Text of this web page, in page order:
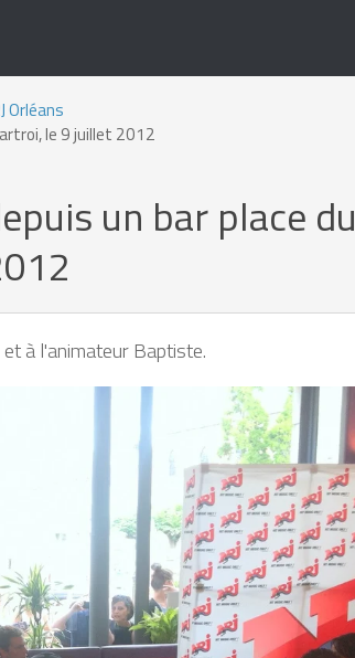
Orléans
le 9 juillet 2012
un bar place du
à l'animateur Baptiste.